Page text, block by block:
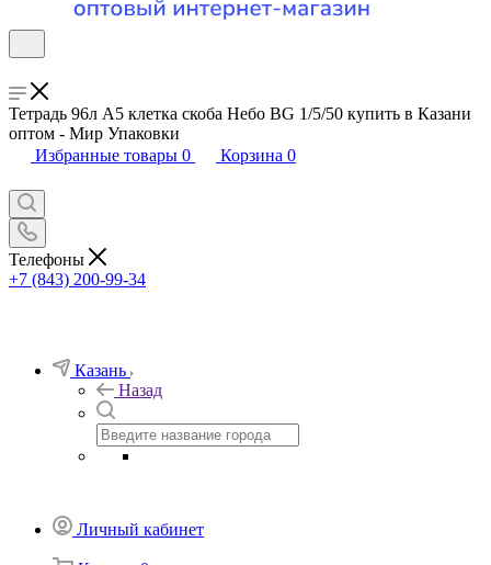
Тетрадь 96л А5 клетка скоба Небо BG 1/5/50 купить в Казани
оптом - Мир Упаковки
Избранные товары 0 Корзина 0
Телефоны
+7 (843) 200-99-34
Казань
Назад
Личный кабинет